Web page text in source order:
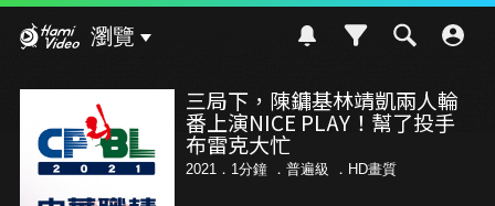
瀏覽
三局下，陳鏞基林靖凱兩人輪
番上演NICE PLAY！幫了投手
布雷克大忙
2021．1分鐘 ． 普遍級 ．HD畫質